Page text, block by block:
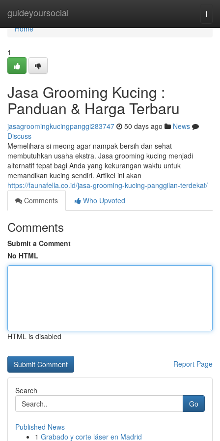
guideyoursocial
Home
Home
1
Jasa Grooming Kucing :
Panduan & Harga Terbaru
jasagroomingkucingpanggi283747 50 days ago
News
Discuss
Memelihara si meong agar nampak bersih dan sehat
membutuhkan usaha ekstra. Jasa grooming kucing menjadi
alternatif tepat bagi Anda yang kekurangan waktu untuk
memandikan kucing sendiri. Artikel ini akan
https://faunafella.co.id/jasa-grooming-kucing-panggilan-terdekat/
Comments
Who Upvoted
Comments
Submit a Comment
No HTML
HTML is disabled
Report Page
Search
Go
Published News
1 Grabado y corte láser en Madrid